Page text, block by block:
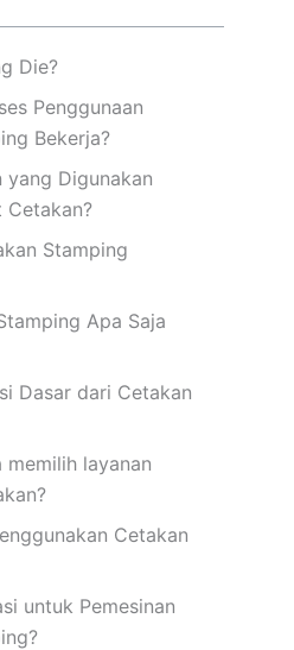
Die?
Penggunaan
Bekerja?
yang Digunakan
Cetakan?
Stamping
Apa Saja
Dasar dari Cetakan
memilih layanan
Cetakan
untuk Pemesinan